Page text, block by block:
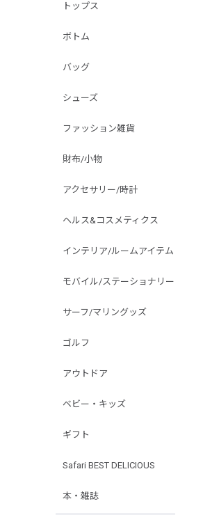
トップス
ボトム
バッグ
シューズ
ファッション雑貨
財布/小物
アクセサリー/時計
ヘルス&コスメティクス
インテリア/ルームアイテム
モバイル/ステーショナリー
サーフ/マリングッズ
ゴルフ
アウトドア
ベビー・キッズ
ギフト
Safari BEST DELICIOUS
本・雑誌